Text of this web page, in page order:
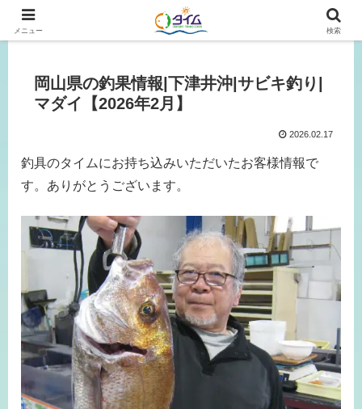
広島、岡山の釣り情報はタイムにおまかせ！
岡山県の釣果情報|下津井沖|サビキ釣り|
マダイ【2026年2月】
2026.02.17
釣具のタイムにお持ち込みいただいたお客様情報で
す。ありがとうございます。
メニュー 検索